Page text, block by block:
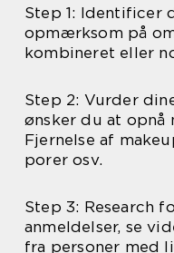
Step 1: Identificer
opmærksom på
kombineret eller
Step 2: Vurder
ønsker du at opnå
Fjernelse af
porer osv.
Step 3: Research
anmeldelser, se
fra personer med